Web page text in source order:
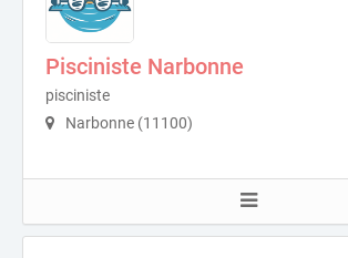
Pisciniste Narbonne
pisciniste
Narbonne (11100)